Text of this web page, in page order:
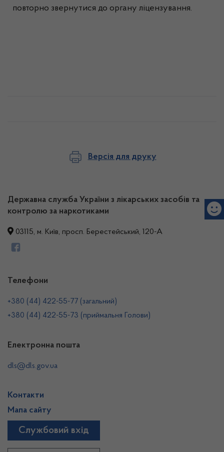
повторно звернутися до органу ліцензування.
Версія для друку
Державна служба України з лікарських засобів та
контролю за наркотиками
03115, м. Київ, просп. Берестейський, 120-А
Телефони
+380 (44) 422-55-77 (загальний)
+380 (44) 422-55-73 (приймальня Голови)
Електронна пошта
dls@dls.gov.ua
Контакти
Мапа сайту
Службовий вхід